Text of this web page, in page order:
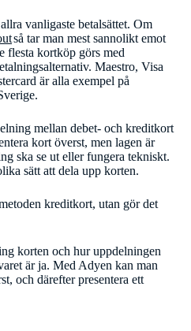
vanligaste betalsättet. Om
så tar man mest sannolikt emot
flesta kortköp görs med
Maestro, Visa
är alla exempel på
mellan debet- och kreditkort
kort överst, men lagen är
ska se ut eller fungera tekniskt.
sätt att dela upp korten.
kreditkort, utan gör det
korten och hur uppdelningen
är ja. Med Adyen kan man
och därefter presentera ett